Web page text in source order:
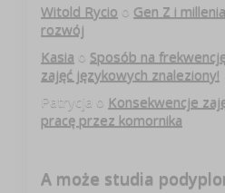
Witold Rycio o Gen Z i
rozwój
Kasia o Sposób na
zajęć językowych znaleziony!
Patrycja o Konsekwencje
pracę przez komornika
A może studia